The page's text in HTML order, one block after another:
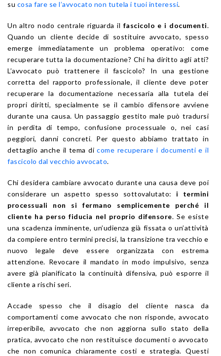
su cosa fare se l’avvocato non tutela i tuoi interessi.
Un altro nodo centrale riguarda il fascicolo e i documenti.
Quando un cliente decide di sostituire avvocato, spesso
emerge immediatamente un problema operativo: come
recuperare tutta la documentazione? Chi ha diritto agli atti?
L’avvocato può trattenere il fascicolo? In una gestione
corretta del rapporto professionale, il cliente deve poter
recuperare la documentazione necessaria alla tutela dei
propri diritti, specialmente se il cambio difensore avviene
durante una causa. Un passaggio gestito male può tradursi
in perdita di tempo, confusione processuale o, nei casi
peggiori, danni concreti. Per questo abbiamo trattato in
dettaglio anche il tema dicome recuperare i documenti e il
fascicolo dal vecchio avvocato.
Chi desidera cambiare avvocato durante una causa deve poi
considerare un aspetto spesso sottovalutato: i termini
processuali non si fermano semplicemente perché il
cliente ha perso fiducia nel proprio difensore. Se esiste
una scadenza imminente, un’udienza già fissata o un’attività
da compiere entro termini precisi, la transizione tra vecchio e
nuovo legale deve essere organizzata con estrema
attenzione. Revocare il mandato in modo impulsivo, senza
avere già pianificato la continuità difensiva, può esporre il
cliente a rischi seri.
Accade spesso che il disagio del cliente nasca da
comportamenti come avvocato che non risponde, avvocato
irreperibile, avvocato che non aggiorna sullo stato della
pratica, avvocato che non restituisce documenti o avvocato
che non comunica chiaramente costi e strategia. Questi